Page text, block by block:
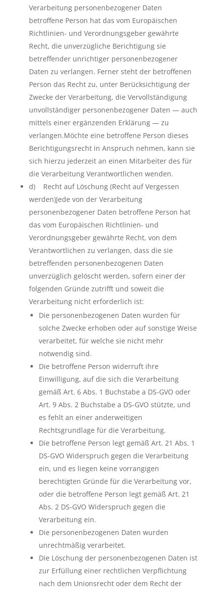
Verarbeitung personenbezogener Daten
betroffene Person hat das vom Europäischen
Richtlinien- und Verordnungsgeber gewährte
Recht, die unverzügliche Berichtigung sie
betreffender unrichtiger personenbezogener
Daten zu verlangen. Ferner steht der betroffenen
Person das Recht zu, unter Berücksichtigung der
Zwecke der Verarbeitung, die Vervollständigung
unvollständiger personenbezogener Daten — auch
mittels einer ergänzenden Erklärung — zu
verlangen.Möchte eine betroffene Person dieses
Berichtigungsrecht in Anspruch nehmen, kann sie
sich hierzu jederzeit an einen Mitarbeiter des für
die Verarbeitung Verantwortlichen wenden.
d) Recht auf Löschung (Recht auf Vergessen
werden)Jede von der Verarbeitung
personenbezogener Daten betroffene Person hat
das vom Europäischen Richtlinien- und
Verordnungsgeber gewährte Recht, von dem
Verantwortlichen zu verlangen, dass die sie
betreffenden personenbezogenen Daten
unverzüglich gelöscht werden, sofern einer der
folgenden Gründe zutrifft und soweit die
Verarbeitung nicht erforderlich ist:
Die personenbezogenen Daten wurden für
solche Zwecke erhoben oder auf sonstige Weise
verarbeitet, für welche sie nicht mehr
notwendig sind.
Die betroffene Person widerruft ihre
Einwilligung, auf die sich die Verarbeitung
gemäß Art. 6 Abs. 1 Buchstabe a DS-GVO oder
Art. 9 Abs. 2 Buchstabe a DS-GVO stützte, und
es fehlt an einer anderweitigen
Rechtsgrundlage für die Verarbeitung.
Die betroffene Person legt gemäß Art. 21 Abs. 1
DS-GVO Widerspruch gegen die Verarbeitung
ein, und es liegen keine vorrangigen
berechtigten Gründe für die Verarbeitung vor,
oder die betroffene Person legt gemäß Art. 21
Abs. 2 DS-GVO Widerspruch gegen die
Verarbeitung ein.
Die personenbezogenen Daten wurden
unrechtmäßig verarbeitet.
Die Löschung der personenbezogenen Daten ist
zur Erfüllung einer rechtlichen Verpflichtung
nach dem Unionsrecht oder dem Recht der